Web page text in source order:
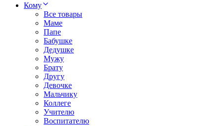
Кому
Все товары
Маме
Папе
Бабушке
Дедушке
Мужу
Брату
Другу
Девочке
Мальчику
Коллеге
Учителю
Воспитателю